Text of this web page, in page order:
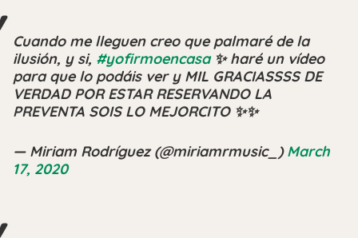
Cuando me lleguen creo que palmaré de la
ilusión, y si, #yofirmoencasa✨ haré un vídeo
para que lo podáis ver y MIL GRACIASSSS DE
VERDAD POR ESTAR RESERVANDO LA
PREVENTA SOIS LO MEJORCITO ✨✨
— Miriam Rodríguez (@miriamrmusic_)March
17, 2020